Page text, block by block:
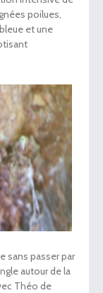
poilues,
et une
sans passer par
autour de la
Théo de